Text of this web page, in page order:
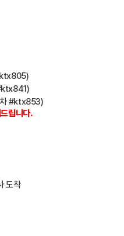
차 #ktx853)
립니다.
도착